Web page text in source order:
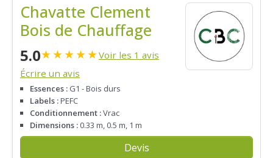
Chavatte Clement
Bois de Chauffage
5.0★★★★★Voir les 1 avis
Écrire un avis
Essences : G1 - Bois durs
Labels :PEFC
Conditionnement :Vrac
Dimensions : 0.33 m, 0.5 m, 1 m
Devis